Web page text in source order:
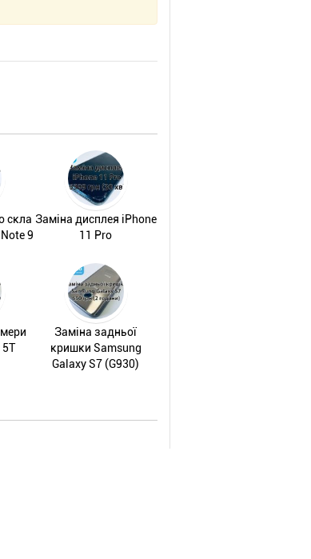
скла
9
Заміна дисплея iPhone
11 Pro
5T
Заміна задньої
кришки Samsung
Galaxy S7 (G930)